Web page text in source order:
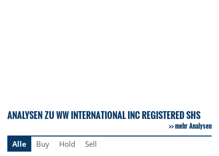
ANALYSEN ZU WW INTERNATIONAL INC REGISTERED SHS
mehr Analysen
Alle
Buy Hold Sell